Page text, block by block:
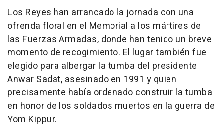
Los Reyes han arrancado la jornada con una
ofrenda floral en el Memorial a los mártires de
las Fuerzas Armadas, donde han tenido un breve
momento de recogimiento. El lugar también fue
elegido para albergar la tumba del presidente
Anwar Sadat, asesinado en 1991 y quien
precisamente había ordenado construir la tumba
en honor de los soldados muertos en la guerra de
Yom Kippur.